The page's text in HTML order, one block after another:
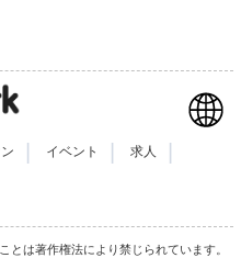
イベント 求人
とは著作権法により禁じられています。